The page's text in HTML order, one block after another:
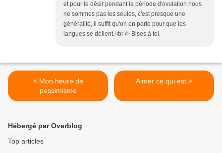
et pour le désir pendant la période d'ovulation nous
ne sommes pas les seules, c'est presque une
généralité, il suffit qu'on en parle pour que les
langues se délient.<br /> Bises à toi.
< Mon heure de
pessimisme
Aimer ce qui est >
Hébergé par Overblog
Top articles